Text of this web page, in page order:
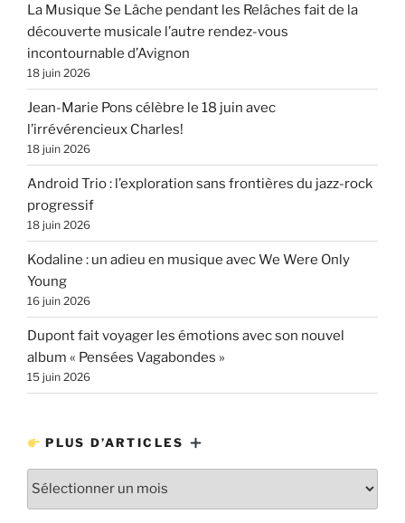
La Musique Se Lâche pendant les Relâches fait de la
découverte musicale l’autre rendez-vous
incontournable d’Avignon
18 juin 2026
Jean-Marie Pons célèbre le 18 juin avec
l’irrévérencieux Charles!
18 juin 2026
Android Trio : l’exploration sans frontières du jazz-rock
progressif
18 juin 2026
Kodaline : un adieu en musique avec We Were Only
Young
16 juin 2026
Dupont fait voyager les émotions avec son nouvel
album « Pensées Vagabondes »
15 juin 2026
PLUS D’ARTICLES